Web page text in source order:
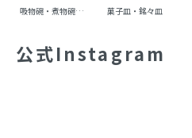
吸物碗・煮物碗・丼碗 菓子皿・銘々皿
公式Instagram